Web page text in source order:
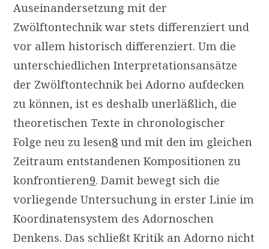
Auseinandersetzung mit der
Zwölftontechnik war stets differenziert und
vor allem historisch differenziert. Um die
unterschiedlichen Interpretationsansätze
der Zwölftontechnik bei Adorno aufdecken
zu können, ist es deshalb unerläßlich, die
theoretischen Texte in chronologischer
Folge neu zu lesen8 und mit den im gleichen
Zeitraum entstandenen Kompositionen zu
konfrontieren9. Damit bewegt sich die
vorliegende Untersuchung in erster Linie im
Koordinatensystem des Adornoschen
Denkens. Das schließt Kritik an Adorno nicht